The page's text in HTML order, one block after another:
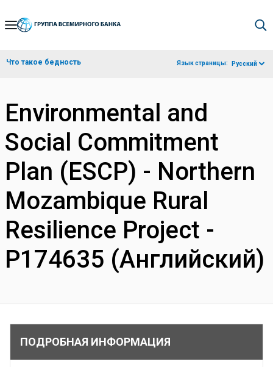
Skip
Navigation
Что такое бедность Язык страницы: Русский
Environmental and
Social Commitment
Plan (ESCP) - Northern
Mozambique Rural
Resilience Project -
P174635 (Английский)
ПОДРОБНАЯ ИНФОРМАЦИЯ